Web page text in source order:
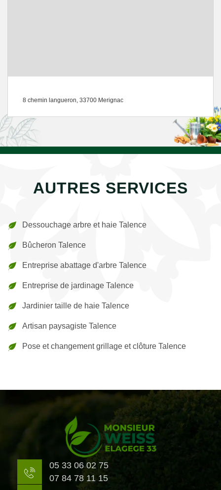
8 chemin langueron, 33700 Merignac
AUTRES SERVICES
Dessouchage arbre et haie Talence
Bûcheron Talence
Entreprise abattage d'arbre Talence
Entreprise de jardinage Talence
Jardinier taille de haie Talence
Artisan paysagiste Talence
Pose et changement grillage et clôture Talence
05 33 06 02 75
07 84 78 11 15